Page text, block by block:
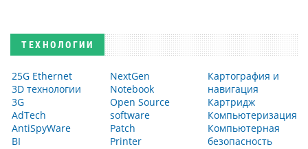
ТЕХНОЛОГИИ
25G Ethernet
3D технологии
3G
AdTech
AntiSpyWare
BI
NextGen
Notebook
Open Source
software
Patch
Printer
Картография и
навигация
Картридж
Компьютеризация
Компьютерная
безопасность